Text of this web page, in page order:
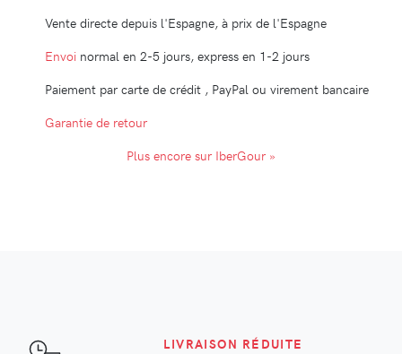
Vente directe depuis l'Espagne, à prix de l'Espagne
Envoinormal en 2-5 jours, express en 1-2 jours
Paiement par carte de crédit , PayPal ou virement bancaire
Garantie de retour
Plus encore sur IberGour »
LIVRAISON RÉDUITE